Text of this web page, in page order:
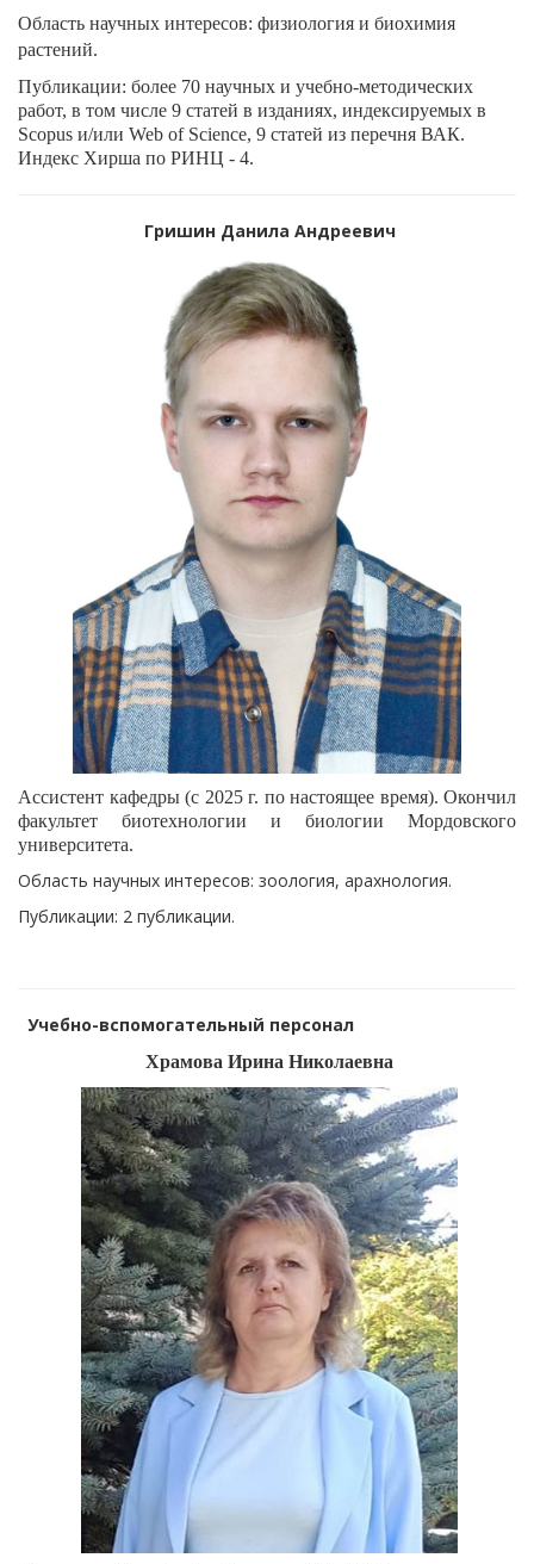
Область научных интересов: физиология и биохимия
растений.
Публикации: более 70 научных и учебно-методических
работ, в том числе 9 статей в изданиях, индексируемых в
Scopus и/или Web of Science, 9 статей из перечня ВАК.
Индекс Хирша по РИНЦ - 4.
Гришин Данила Андреевич
Ассистент кафедры (с 2025 г. по настоящее время). Окончил
факультет биотехнологии и биологии Мордовского
университета.
Область научных интересов: зоология, арахнология.
Публикации: 2 публикации.
Учебно-вспомогательный персонал
Храмова Ирина Николаевна